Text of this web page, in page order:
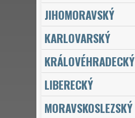
JIHOMORAVSKÝ
KARLOVARSKÝ
KRÁLOVÉHRADECKÝ
LIBERECKÝ
MORAVSKOSLEZSKÝ